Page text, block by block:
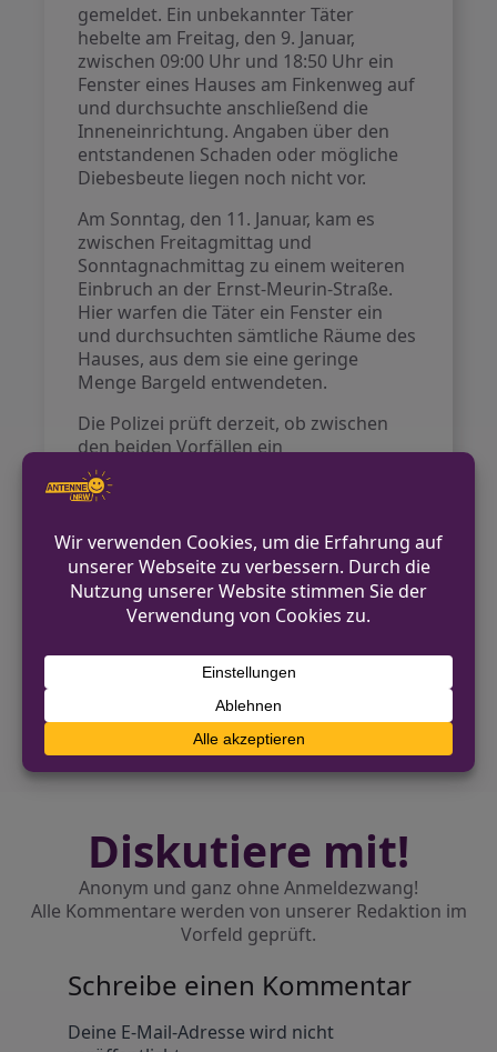
gemeldet. Ein unbekannter Täter
hebelte am Freitag, den 9. Januar,
zwischen 09:00 Uhr und 18:50 Uhr ein
Fenster eines Hauses am Finkenweg auf
und durchsuchte anschließend die
Inneneinrichtung. Angaben über den
entstandenen Schaden oder mögliche
Diebesbeute liegen noch nicht vor.
Am Sonntag, den 11. Januar, kam es
zwischen Freitagmittag und
Sonntagnachmittag zu einem weiteren
Einbruch an der Ernst-Meurin-Straße.
Hier warfen die Täter ein Fenster ein
und durchsuchten sämtliche Räume des
Hauses, aus dem sie eine geringe
Menge Bargeld entwendeten.
Die Polizei prüft derzeit, ob zwischen
den beiden Vorfällen ein
Tatzusammenhang besteht und sucht
nach Zeugen, die Hinweise geben
VORHERIGER BEITRAG
Vorsicht vor Love-Scamming: Hagenerin
NÄCHSTER BEITRAG
Diskutiere mit!
Anonym und ganz ohne Anmeldezwang!
Alle Kommentare werden von unserer Redaktion im
Vorfeld geprüft.
Schreibe einen Kommentar
Deine E-Mail-Adresse wird nicht